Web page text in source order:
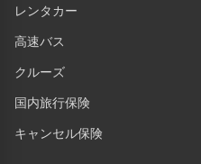
レンタカー
高速バス
クルーズ
国内旅行保険
キャンセル保険